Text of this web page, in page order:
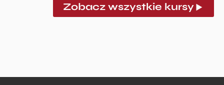
Zobacz wszystkie kursy